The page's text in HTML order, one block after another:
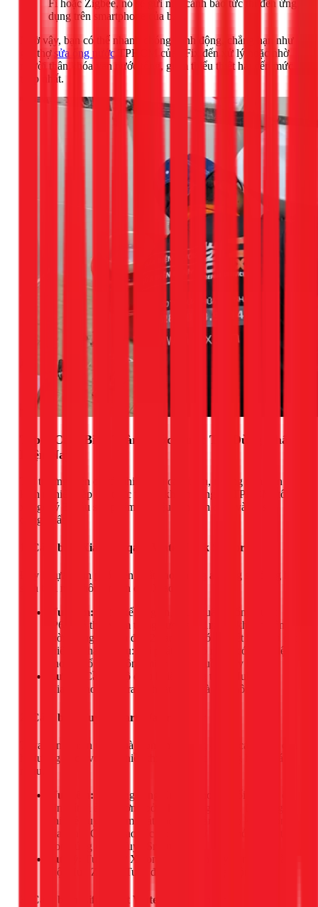
Fi hoặc Zigbee, nó sẽ gửi một cảnh báo tức thì đến ứng
dụng trên smartphone của bạn.
Nhờ vậy, bạn có thể nhanh chóng hành động, chẳng hạn như
gọi thợ sửa ống nước TPHCM của 1Fix đến xử lý hoặc nhờ
người thân khóa van nước tổng, giảm thiểu thiệt hại đến mức
thấp nhất.
Top 3 Cảm Biến Tràn Nước Được Tin Dùng Nhất
Hiện Nay
Thị trường hiện có rất nhiều loại cảm biến, nhưng dựa trên
kinh nghiệm lắp đặt thực tế cho khách hàng tại TPHCM, tôi
xin gợi ý 3 mẫu sản phẩm có hiệu năng ổn định và dễ sử
dụng nhất.
1. Cảm biến Xiaomi Aqara Water Leak Sensor
Đây là lựa chọn phổ biến nhất cho những ai đang sử dụng hệ
sinh thái nhà thông minh của Xiaomi.
Ưu điểm: Thiết kế tối giản, tiêu chuẩn chống nước
IP67 (có thể ngâm trong nước sâu 1m mà không hỏng),
thời lượng pin lên đến 2 năm. Nó có thể kết hợp với các
thiết bị khác, ví dụ: khi phát hiện rò rỉ, nó có thể ra lệnh
cho một ổ cắm thông minh ngắt nguồn máy bơm.
Lưu ý:
Cần có bộ điều khiển trung tâm (Hub) của
Xiaomi hoặc Aqara để hoạt động và gửi thông báo.
2. Cảm biến Tuya Smart Water Sensor
Tuya là một nền tảng nhà thông minh mở, do đó cảm biến của
họ tương thích với rất nhiều thiết bị từ các thương hiệu khác
nhau.
Ưu điểm: Sử dụng sóng Zigbee cho kết nối cực kỳ ổn
định, ít bị ảnh hưởng bởi nhiễu sóng Wi-Fi. Dễ dàng
chia sẻ quyền kiểm soát cho các thành viên khác trong
gia đình. Có thể tạo các kịch bản tự động hóa phức tạp
trong ứng dụng Tuya Smart Life.
Lưu ý:
Tương tự Xiaomi, cảm biến này cũng yêu cầu
một Hub Zigbee Tuya để kết nối và hoạt động.
3. Cảm biến LifeSmart Water Leak Sensor